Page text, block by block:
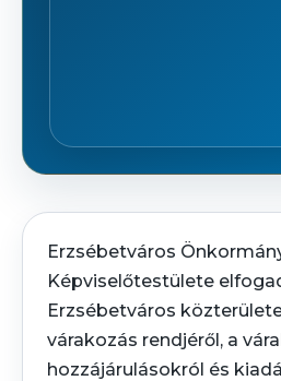
Erzsébetváros
Képviselőtestülete
Erzsébetváros
várakozás rendjéről, a
hozzájárulásokról és